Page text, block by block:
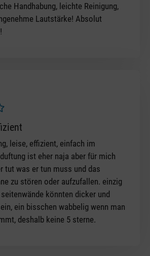
Handhabung, leichte Reinigung,
Lautstärke! Absolut
of 4 out of 5 stars
leise, effizient, einfach im
ist eher naja aber für mich
tut was er tun muss und das
zu stören oder aufzufallen. einzig
könnten dicker und
ein bisschen wabbelig wenn man
deshalb keine 5 sterne.